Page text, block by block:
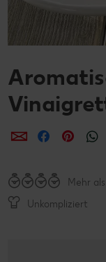
per E-Mail
per per
Mehr
Unkompliziert